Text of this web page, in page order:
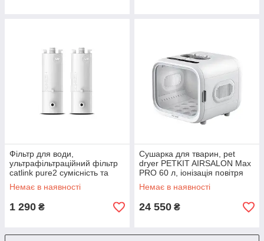
Фільтр для води,
ультрафільтраційний фільтр
catlink pure2 сумісність та
точність 0,01 мікрона
Немає в наявності
1 290 ₴
Сушарка для тварин, pet
dryer PETKIT AIRSALON Max
PRO 60 л, іонізація повітря
Немає в наявності
24 550 ₴